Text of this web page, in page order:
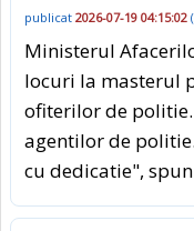
publicat 2026-07-19 04:15:02 (
Ministerul
locuri la masterul
ofiterilor de
agentilor de
cu dedicatie",